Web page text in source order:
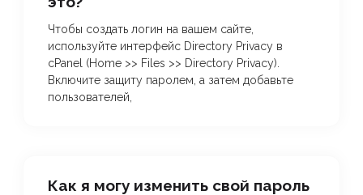
Чтобы создать логин на вашем сайте,
используйте интерфейс Directory Privacy в
cPanel (Home >> Files >> Directory Privacy).
Включите защиту паролем, а затем добавьте
пользователей,
Как я могу изменить свой пароль